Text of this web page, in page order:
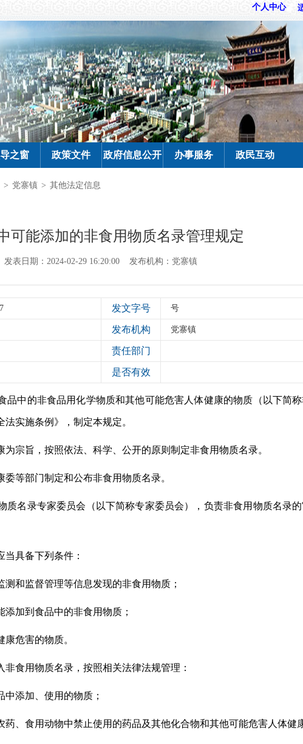
个人中心
之窗 政策文件 政府信息公开 办事服务 政民互动
> 党寨镇 > 其他法定信息
可能添加的非食用物质名录管理规定
发表日期：2024-02-29 16:20:00 发布机构：党寨镇
发文字号 号
发布机构 党寨镇
责任部门
是否有效
中的非食品用化学物质和其他可能危害人体健康的物质（以下简
实施条例》，制定本规定。
宗旨，按照依法、科学、公开的原则制定非食用物质名录。
等部门制定和公布非食用物质名录。
名录专家委员会（以下简称专家委员会），负责非食用物质名录
具备下列条件：
测和监督管理等信息发现的非食用物质；
添加到食品中的非食用物质；
康危害的物质。
食用物质名录，按照相关法律法规管理：
中添加、使用的物质；
药、食用动物中禁止使用的药品及其他化合物和其他可能危害人体健